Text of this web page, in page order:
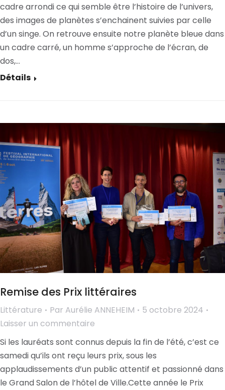
cadre arrondi ce qui semble être l’histoire de l’univers,
des images de planètes s’enchainent suivies par celle
d’un singe. On retrouve ensuite notre planète bleue dans
un cadre carré, un homme s’approche de l’écran, de
dos,…
Détails
Remise des Prix littéraires
Littérature Par Aurélie ANNEHEIM
5 octobre 2024
Laisser un commentaire
Si les lauréats sont connus depuis la fin de l’été, c’est ce
samedi qu’ils ont reçu leurs prix, sous les
applaudissements d’un public attentif et passionné dans
le Grand Salon de l’hôtel de Ville.Cette année le Prix